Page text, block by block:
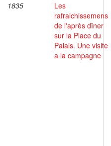
1835
Les
rafraichissemens
de l'après dîner
sur la Place du
Palais. Une visite
a la campagne